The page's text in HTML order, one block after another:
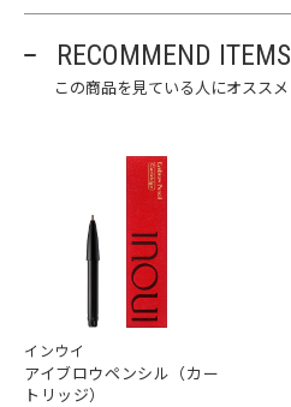
RECOMMEND ITEMS
この商品を見ている人にオススメ
インウイ
アイブロウペンシル（カー
トリッジ）